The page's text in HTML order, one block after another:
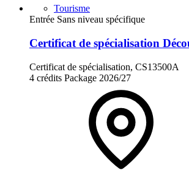
Tourisme
Entrée Sans niveau spécifique
Certificat de spécialisation
Certificat de spécialisation, CS13500A
4 crédits Package 2026/27